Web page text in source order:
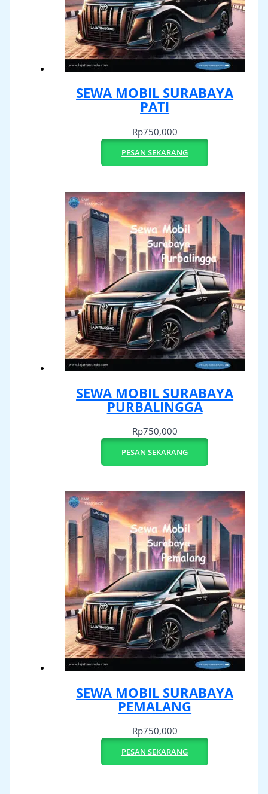
SEWA MOBIL SURABAYA
PATI
Rp750,000
PESAN SEKARANG
SEWA MOBIL SURABAYA
PURBALINGGA
Rp750,000
PESAN SEKARANG
SEWA MOBIL SURABAYA
PEMALANG
Rp750,000
PESAN SEKARANG